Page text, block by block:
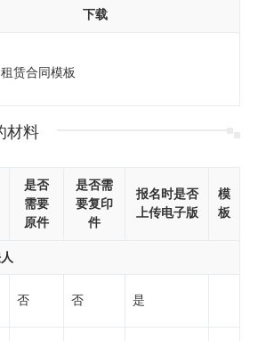
下载
赁合同模板
材料
是否
需要
原件
是否需
要复印
件
报名时是否
上传电子版
模
板
否 否 是